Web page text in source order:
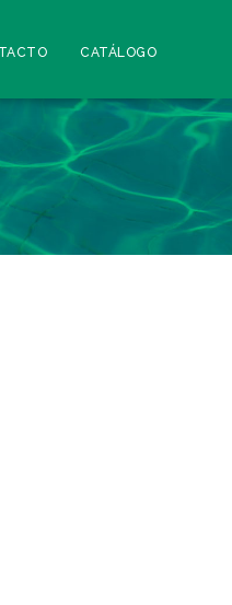
CATÁLOGO